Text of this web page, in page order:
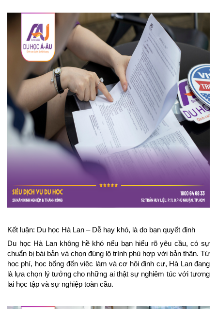
Kết luận: Du học Hà Lan – Dễ hay khó, là do bạn quyết định
Du học Hà Lan không hề khó nếu bạn hiểu rõ yêu cầu, có sự
chuẩn bị bài bản và chọn đúng lộ trình phù hợp với bản thân. Từ
học phí, học bổng đến việc làm và cơ hội định cư, Hà Lan đang
là lựa chọn lý tưởng cho những ai thật sự nghiêm túc với tương
lai học tập và sự nghiệp toàn cầu.